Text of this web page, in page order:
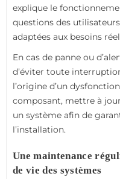
explique le
questions des
adaptées aux besoins
En cas de panne ou
d’éviter toute
l’origine d’un
composant, mettre à
un système afin de
l’installation.
Une maintenance
de vie des systèmes